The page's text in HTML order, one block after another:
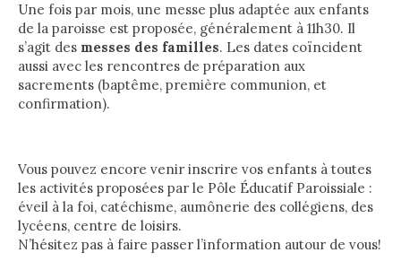
Une fois par mois, une messe plus adaptée aux enfants
de la paroisse est proposée, généralement à 11h30. Il
s’agit des messes des familles. Les dates coïncident
aussi avec les rencontres de préparation aux
sacrements (baptême, première communion, et
confirmation).
Vous pouvez encore venir inscrire vos enfants à toutes
les activités proposées par le Pôle Éducatif Paroissiale :
éveil à la foi, catéchisme, aumônerie des collégiens, des
lycéens, centre de loisirs.
N’hésitez pas à faire passer l’information autour de vous!